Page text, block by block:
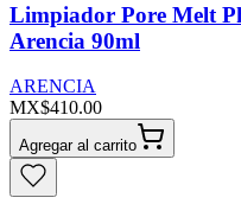
Limpiador Pore Melt
Arencia 90ml
ARENCIA
MX$410.00
Agregar al carrito